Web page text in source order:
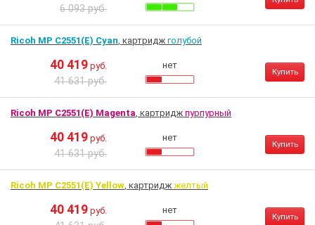
6 093 руб.
Ricoh MP C2551(E) Cyan, картридж голубой
40 419 руб.
41 631 руб.
нет
Купить
Ricoh MP C2551(E) Magenta, картридж пурпурный
40 419 руб.
41 631 руб.
нет
Купить
Ricoh MP C2551(E) Yellow, картридж желтый
40 419 руб. нет
Купить